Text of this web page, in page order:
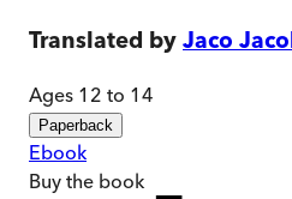
Translated by Jaco
Ages 12 to 14
Paperback
Ebook
Buy the book